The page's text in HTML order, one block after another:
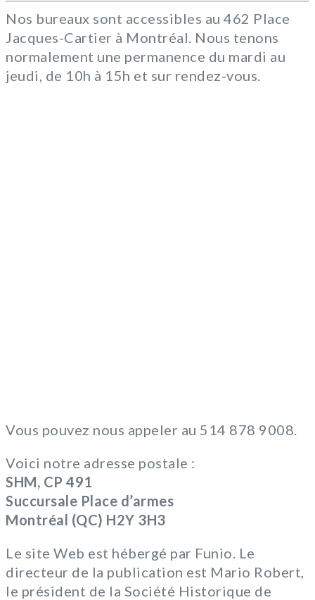
Nos bureaux sont accessibles au 462 Place
Jacques-Cartier à Montréal. Nous tenons
normalement une permanence du mardi au
jeudi, de 10h à 15h et sur rendez-vous.
Vous pouvez nous appeler au 514 878 9008.
Voici notre adresse postale :
SHM, CP 491
Succursale Place d’armes
Montréal (QC) H2Y 3H3
Le site Web est hébergé par Funio. Le
directeur de la publication est Mario Robert,
le président de la Société Historique de